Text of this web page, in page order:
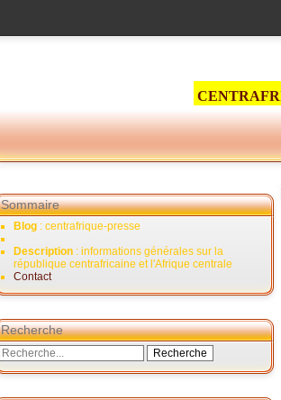
Sommaire
Blog : centrafrique-presse
Description : informations générales sur la
république centrafricaine et l'Afrique centrale
Contact
Recherche